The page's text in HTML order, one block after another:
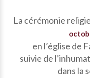
La cérémonie
en l’église de
suivie de
dans la